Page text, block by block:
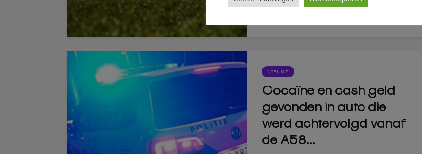
NIEUWS
Cocaïne en cash geld
gevonden in auto die
werd achtervolgd vanaf
de A58...